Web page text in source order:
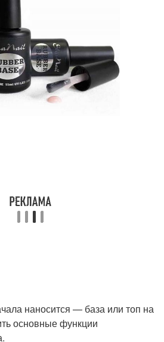
наносится — база или топ на
основные функции